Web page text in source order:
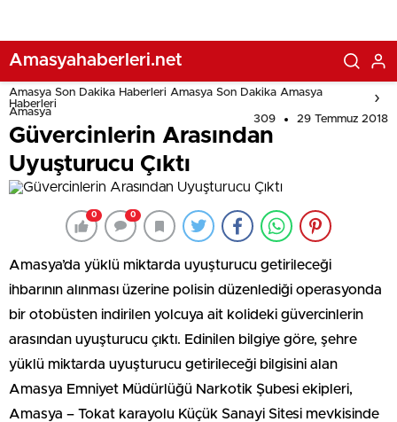
Amasyahaberleri.net
Amasya Son Dakika Haberleri Amasya Son Dakika Amasya
Haberleri
Amasya
309 29 Temmuz 2018
Güvercinlerin Arasından
Uyuşturucu Çıktı
0 0
Amasya’da yüklü miktarda uyuşturucu getirileceği
ihbarının alınması üzerine polisin düzenlediği operasyonda
bir otobüsten indirilen yolcuya ait kolideki güvercinlerin
arasından uyuşturucu çıktı. Edinilen bilgiye göre, şehre
yüklü miktarda uyuşturucu getirileceği bilgisini alan
Amasya Emniyet Müdürlüğü Narkotik Şubesi ekipleri,
Amasya – Tokat karayolu Küçük Sanayi Sitesi mevkisinde